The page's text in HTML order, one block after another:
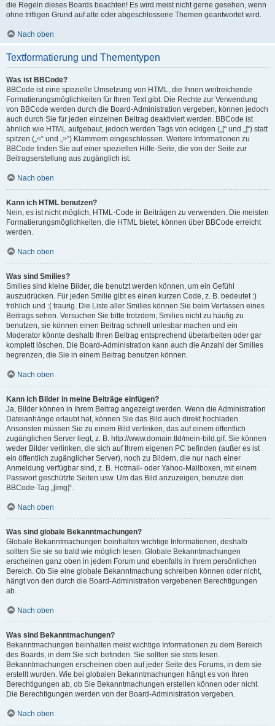
die Regeln dieses Boards beachten! Es wird meist nicht gerne gesehen, wenn
ohne triftigen Grund auf alte oder abgeschlossene Themen geantwortet wird.
Nach oben
Textformatierung und Thementypen
Was ist BBCode?
BBCode ist eine spezielle Umsetzung von HTML, die Ihnen weitreichende
Formatierungsmöglichkeiten für Ihren Text gibt. Die Rechte zur Verwendung
von BBCode werden durch die Board-Administration vergeben, können jedoch
auch durch Sie für jeden einzelnen Beitrag deaktiviert werden. BBCode ist
ähnlich wie HTML aufgebaut, jedoch werden Tags von eckigen („[“ und „]“) statt
spitzen („<“ und „>“) Klammern eingeschlossen. Weitere Informationen zu
BBCode finden Sie auf einer speziellen Hilfe-Seite, die von der Seite zur
Beitragserstellung aus zugänglich ist.
Nach oben
Kann ich HTML benutzen?
Nein, es ist nicht möglich, HTML-Code in Beiträgen zu verwenden. Die meisten
Formatierungsmöglichkeiten, die HTML bietet, können über BBCode erreicht
werden.
Nach oben
Was sind Smilies?
Smilies sind kleine Bilder, die benutzt werden können, um ein Gefühl
auszudrücken. Für jeden Smilie gibt es einen kurzen Code, z. B. bedeutet :)
fröhlich und :( traurig. Die Liste aller Smilies können Sie beim Verfassen eines
Beitrags sehen. Versuchen Sie bitte trotzdem, Smilies nicht zu häufig zu
benutzen, sie können einen Beitrag schnell unlesbar machen und ein
Moderator könnte deshalb Ihren Beitrag entsprechend überarbeiten oder gar
komplett löschen. Die Board-Administration kann auch die Anzahl der Smilies
begrenzen, die Sie in einem Beitrag benutzen können.
Nach oben
Kann ich Bilder in meine Beiträge einfügen?
Ja, Bilder können in Ihrem Beitrag angezeigt werden. Wenn die Administration
Dateianhänge erlaubt hat, können Sie das Bild auch direkt hochladen.
Ansonsten müssen Sie zu einem Bild verlinken, das auf einem öffentlich
zugänglichen Server liegt, z. B. http://www.domain.tld/mein-bild.gif. Sie können
weder Bilder verlinken, die sich auf Ihrem eigenen PC befinden (außer es ist
ein öffentlich zugänglicher Server), noch zu Bildern, die nur nach einer
Anmeldung verfügbar sind, z. B. Hotmail- oder Yahoo-Mailboxen, mit einem
Passwort geschützte Seiten usw. Um das Bild anzuzeigen, benutze den
BBCode-Tag „[img]“.
Nach oben
Was sind globale Bekanntmachungen?
Globale Bekanntmachungen beinhalten wichtige Informationen, deshalb
sollten Sie sie so bald wie möglich lesen. Globale Bekanntmachungen
erscheinen ganz oben in jedem Forum und ebenfalls in Ihrem persönlichen
Bereich. Ob Sie eine globale Bekanntmachung schreiben können oder nicht,
hängt von den durch die Board-Administration vergebenen Berechtigungen
ab.
Nach oben
Was sind Bekanntmachungen?
Bekanntmachungen beinhalten meist wichtige Informationen zu dem Bereich
des Boards, in dem Sie sich befinden. Sie sollten sie stets lesen.
Bekanntmachungen erscheinen oben auf jeder Seite des Forums, in dem sie
erstellt wurden. Wie bei globalen Bekanntmachungen hängt es von Ihren
Berechtigungen ab, ob Sie Bekanntmachungen erstellen können oder nicht.
Die Berechtigungen werden von der Board-Administration vergeben.
Nach oben